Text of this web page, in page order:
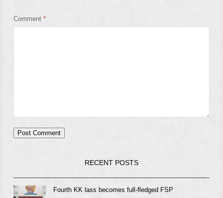
Comment *
RECENT POSTS
Fourth KK lass becomes full-fledged FSP